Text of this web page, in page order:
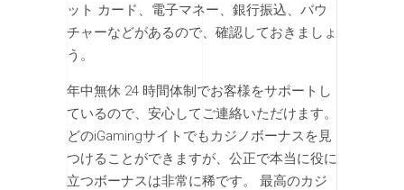
ット カード、電子マネー、銀行振込、バウ
チャーなどがあるので、確認しておきましょ
う。
年中無休 24 時間体制でお客様をサポートし
ているので、安心してご連絡いただけます。
どのiGamingサイトでもカジノボーナスを見
つけることができますが、公正で本当に役に
立つボーナスは非常に稀です。 最高のカジ